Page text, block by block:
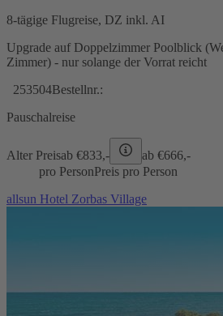
8-tägige Flugreise, DZ inkl. AI
Upgrade auf Doppelzimmer Poolblick
Zimmer) - nur solange der Vorrat reicht
253504Bestellnr.:
Pauschalreise
Alter Preisab €833,- ab €666,-
pro PersonPreis pro Person
allsun Hotel Zorbas Village